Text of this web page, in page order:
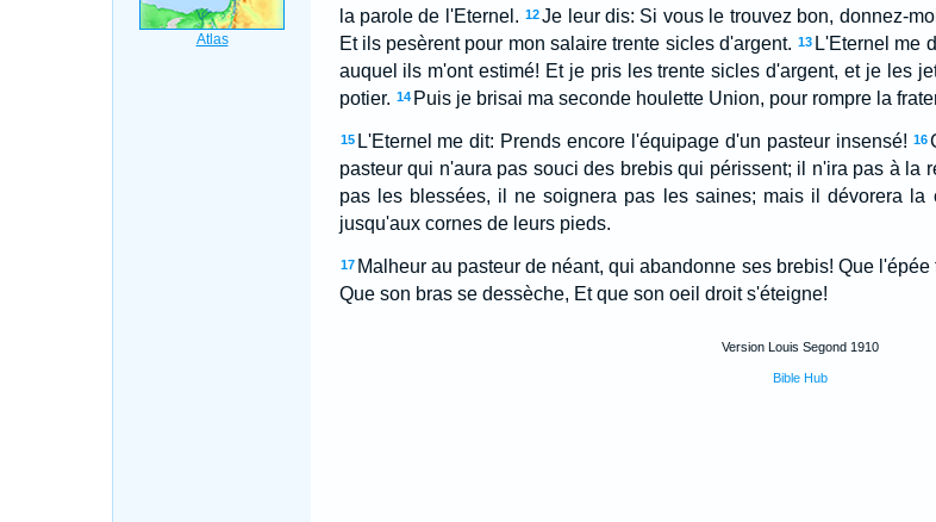
la parole de l'Eternel. 12Je leur dis: Si vous le trouvez bon, donnez-
Et ils pesèrent pour mon salaire trente sicles d'argent. 13 L'Eternel me
auquel ils m'ont estimé! Et je pris les trente sicles d'argent, et je les
potier. 14 Puis je brisai ma seconde houlette Union, pour rompre la
15 L'Eternel me dit: Prends encore l'équipage d'un pasteur insensé! 16
pasteur qui n'aura pas souci des brebis qui périssent; il n'ira pas à la
pas les blessées, il ne soignera pas les saines; mais il dévorera
jusqu'aux cornes de leurs pieds.
17 Malheur au pasteur de néant, qui abandonne ses brebis! Que
Que son bras se dessèche, Et que son oeil droit s'éteigne!
Version Louis Segond 1910
Bible Hub